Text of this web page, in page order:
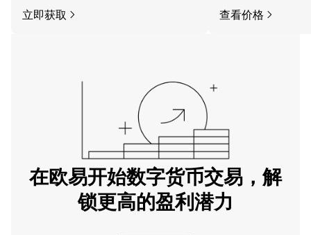
立即获取 查看价格
在欧易开始数字货币交易，解
锁更高的盈利潜力